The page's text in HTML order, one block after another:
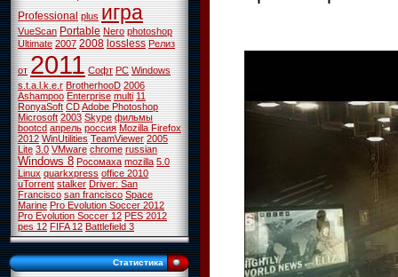
Professional plus игра
VueScan Portable Nero photoshop
Ultimate 2007 2008 lossless Релиз
от 2011 Софт PC Windows
s.t.a.l.k.e.r BrotherhooD 2006
Ashampoo Enterprise multi 11
RonyaSoft CDAdobe Photoshop
Microsoft 2003 Skype фильмы
bootcd апрель россия Mozilla Firefox
2012 WinUtilities TeamViewer 2005
Lite 3.0 VMware chrome russian
Windows 8 Росомаха mozilla 5.0
Linux quarkxpress office 2010
uTorrent stalker Driver: San
Francisco san francisco Space
Marine Pro Evolution Soccer 2012
Pro Evolution Soccer 12 PES 2012
pes 12 FIFA 12 Battlefield 3
Статистика